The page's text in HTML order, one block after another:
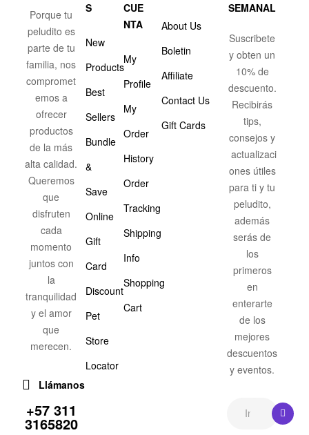
Porque tu
peludito es
parte de tu
familia, nos
compromet
emos a
ofrecer
productos
de la más
alta calidad.
Queremos
que
disfruten
cada
momento
juntos con
la
tranquilidad
y el amor
que
merecen.
Llámanos
+57 311
3165820
S
New
Products
Best
Sellers
Bundle
&
Save
Online
Gift
Card
Discount
Pet
Store
Locator
CUE
NTA
My
Profile
My
Order
History
Order
Tracking
Shipping
Info
Shopping
Cart
About Us
Boletin
Affiliate
Contact Us
Gift Cards
SEMANAL
Suscribete
y obten un
10% de
descuento.
Recibirás
tips,
consejos y
actualizaci
ones útiles
para ti y tu
peludito,
además
serás de
los
primeros
en
enterarte
de los
mejores
descuentos
y eventos.